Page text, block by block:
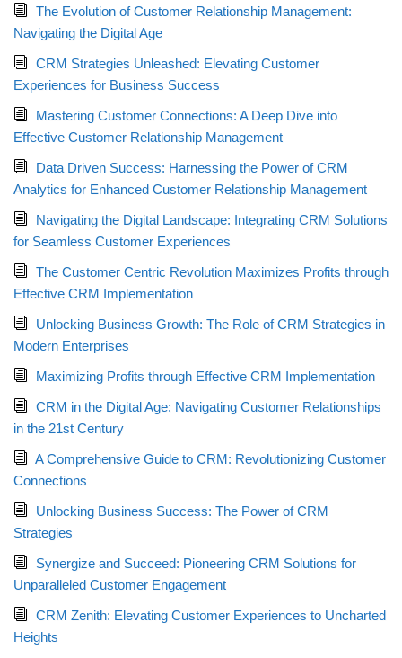
The Evolution of Customer Relationship Management:
Navigating the Digital Age
CRM Strategies Unleashed: Elevating Customer
Experiences for Business Success
Mastering Customer Connections: A Deep Dive into
Effective Customer Relationship Management
Data Driven Success: Harnessing the Power of CRM
Analytics for Enhanced Customer Relationship Management
Navigating the Digital Landscape: Integrating CRM Solutions
for Seamless Customer Experiences
The Customer Centric Revolution Maximizes Profits through
Effective CRM Implementation
Unlocking Business Growth: The Role of CRM Strategies in
Modern Enterprises
Maximizing Profits through Effective CRM Implementation
CRM in the Digital Age: Navigating Customer Relationships
in the 21st Century
A Comprehensive Guide to CRM: Revolutionizing Customer
Connections
Unlocking Business Success: The Power of CRM
Strategies
Synergize and Succeed: Pioneering CRM Solutions for
Unparalleled Customer Engagement
CRM Zenith: Elevating Customer Experiences to Uncharted
Heights